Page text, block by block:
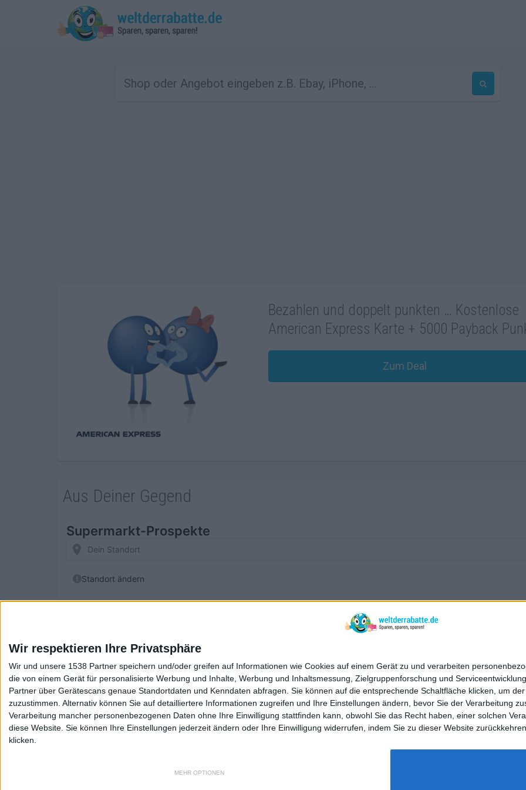
Wir respektieren Ihre Privatsphäre
Wir und unsere 1538 Partner speichern und/oder greifen auf Informationen wie Cookies auf einem Gerät zu und verarbeiten
die von einem Gerät für personalisierte Werbung und Inhalte, Werbung und Inhaltsmessung, Zielgruppenforschung und
Partner über Gerätescans genaue Standortdaten und Kenndaten abfragen. Sie können auf die entsprechende Schaltfläche klicken, um
zuzustimmen. Alternativ können Sie auf detailliertere Informationen zugreifen und Ihre Einstellungen ändern, bevor Sie der Verarbeitung
Verarbeitung mancher personenbezogenen Daten ohne Ihre Einwilligung stattfinden kann, obwohl Sie das Recht haben, einer solchen
diese Website. Sie können Ihre Einstellungen jederzeit ändern oder Ihre Einwilligung widerrufen, indem Sie zu dieser Website
klicken.
MEHR OPTIONEN
Bezahlen und doppelt punkten … Kostenlose
American Express Karte + 5000 Payback
Zum Deal
Aus Deiner Gegend
Dein Smartphone – Dein Tarif